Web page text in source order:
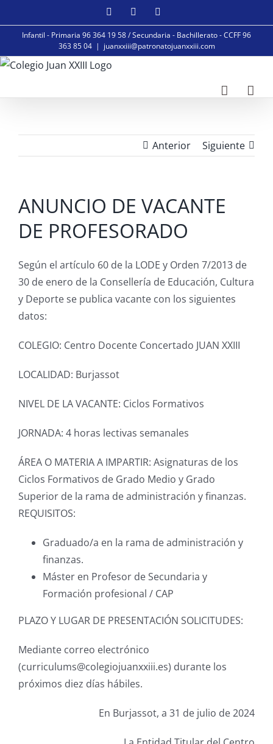
al
contenido
FacebookInstagram
Infantil - Primaria 96 364 19 58 / Secundaria - Bachillerato - CCFF 96
363 85 04 | juanxxiii@patronatojuanxxiii.com
Anterior Siguiente
ANUNCIO DE VACANTE
DE PROFESORADO
Según el artículo 60 de la LODE y Orden 7/2013 de
30 de enero de la Consellería de Educación, Cultura
y Deporte se publica vacante con los siguientes
datos:
COLEGIO: Centro Docente Concertado JUAN XXIII
LOCALIDAD: Burjassot
NIVEL DE LA VACANTE: Ciclos Formativos
JORNADA: 4 horas lectivas semanales
ÁREA O MATERIA A IMPARTIR: Asignaturas de los
Ciclos Formativos de Grado Medio y Grado
Superior de la rama de administración y finanzas.
REQUISITOS:
Graduado/a en la rama de administración y
finanzas.
Máster en Profesor de Secundaria y
Formación profesional / CAP
PLAZO Y LUGAR DE PRESENTACIÓN SOLICITUDES:
Mediante correo electrónico
(curriculums@colegiojuanxxiii.es) durante los
próximos diez días hábiles.
En Burjassot, a 31 de julio de 2024